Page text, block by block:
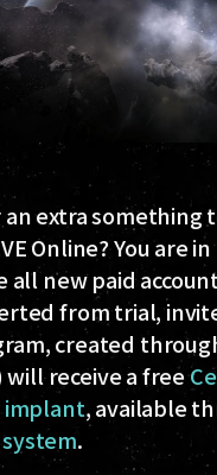
extra something
Online? You are
all new paid
from trial,
created
will receive a free
implant, available
.